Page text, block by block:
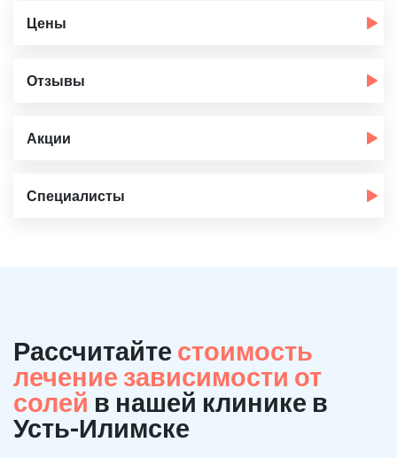
Цены
Отзывы
Акции
Специалисты
Рассчитайте стоимость
лечение зависимости от
солей в нашей клинике в
Усть-Илимске